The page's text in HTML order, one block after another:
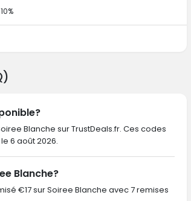
Blanche sur TrustDeals.fr. Ces codes
6 août 2026.
Blanche?
€17 sur Soiree Blanche avec 7 remises